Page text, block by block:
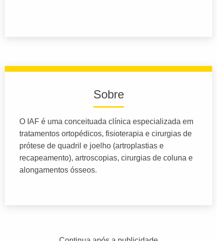
Sobre
O IAF é uma conceituada clínica especializada em
tratamentos ortopédicos, fisioterapia e cirurgias de
prótese de quadril e joelho (artroplastias e
recapeamento), artroscopias, cirurgias de coluna e
alongamentos ósseos.